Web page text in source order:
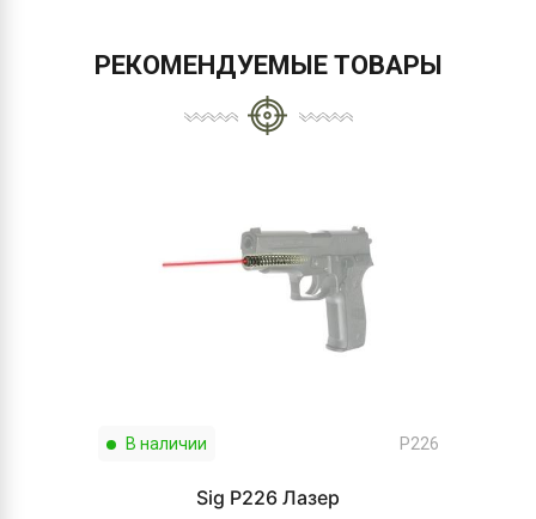
РЕКОМЕНДУЕМЫЕ ТОВАРЫ
В наличии P226
Sig P226 Лазер